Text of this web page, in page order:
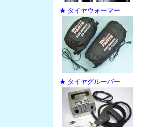
★ タイヤウォーマー
★ タイヤグルーバー